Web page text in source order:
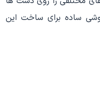
ساده برای ساخت این